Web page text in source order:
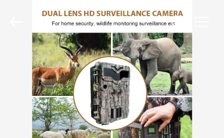
CASA.
PRODOTTI
VIDEO